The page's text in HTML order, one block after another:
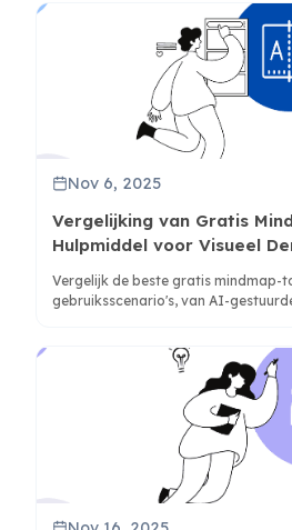
Nov 6, 2025
Vergelijking van Gratis
Hulpmiddel voor Visueel
Vergelijk de beste gratis mindmap-
gebruiksscenario's, van AI-